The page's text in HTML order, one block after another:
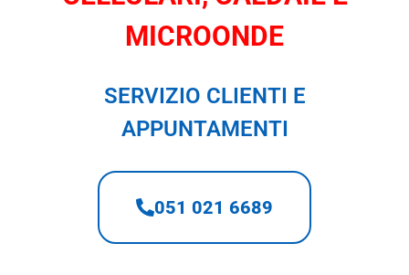
MICROONDE
SERVIZIO CLIENTI E
APPUNTAMENTI
051 021 6689